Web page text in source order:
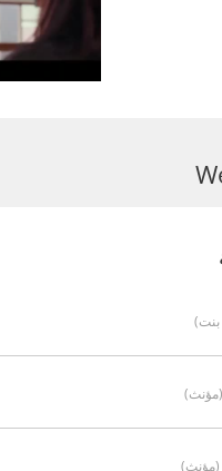
(مؤنث)
(مؤنث)